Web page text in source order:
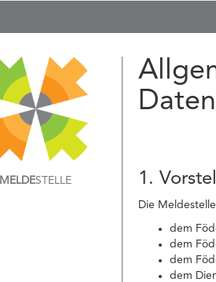
MELDESTELLE 1.
Die
dem
dem
dem
dem